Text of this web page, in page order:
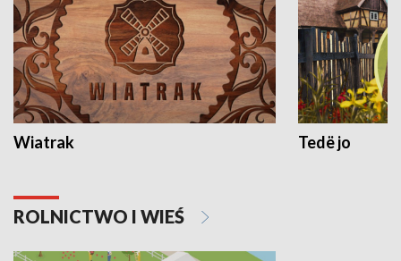
Wiatrak Tedë jo
ROLNICTWO I WIEŚ